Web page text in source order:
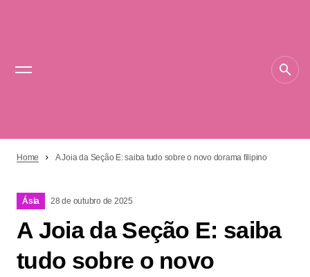
Home A Joia da Seção E: saiba tudo sobre o novo dorama filipino
Ásia 28 de outubro de 2025
A Joia da Seção E: saiba
tudo sobre o novo